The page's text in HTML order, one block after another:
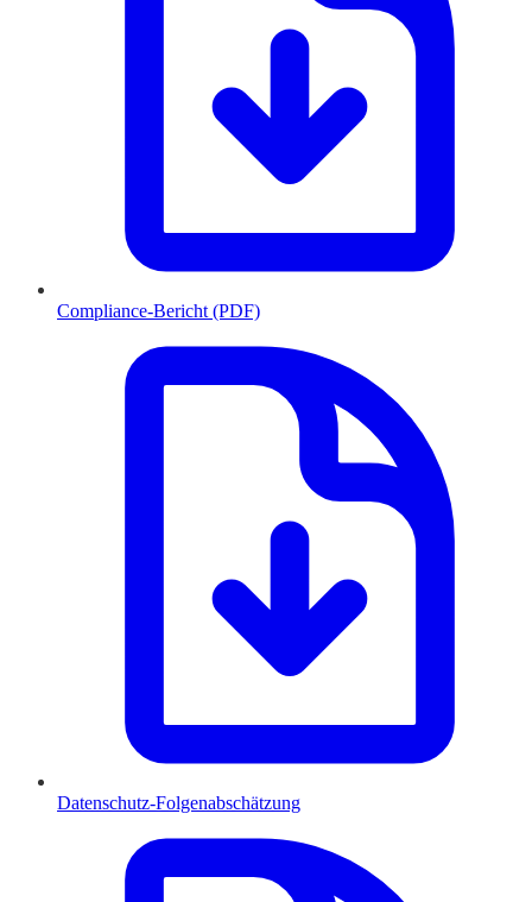
Compliance-Bericht (PDF)
Datenschutz-Folgenabschätzung